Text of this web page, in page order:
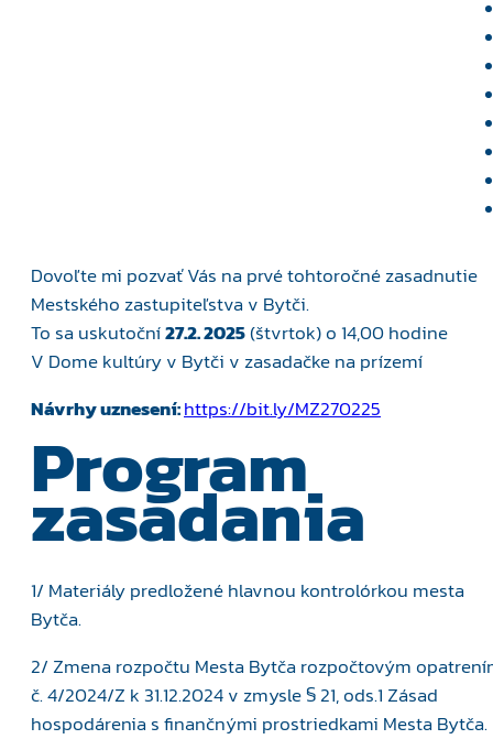
Dovoľte mi pozvať Vás na prvé tohtoročné zasadnutie
Mestského zastupiteľstva v Bytči.
To sa uskutoční27.2. 2025(štvrtok) o 14,00 hodine
V Dome kultúry v Bytči v zasadačke na prízemí
Návrhy uznesení:https://bit.ly/MZ270225
Program
zasadania
1/ Materiály predložené hlavnou kontrolórkou mesta
Bytča.
2/ Zmena rozpočtu Mesta Bytča rozpočtovým
č. 4/2024/Z k 31.12.2024 v zmysle § 21, ods.1 Zásad
hospodárenia s finančnými prostriedkami Mesta Bytča.